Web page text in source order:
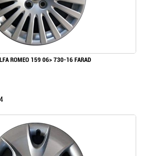
ROMEO 159 06> 730-16 FARAD